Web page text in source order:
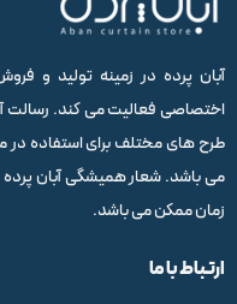
آبان پرده در زمینه تولید و
اختصاصی فعالیت می کند. رسالت
طرح های مختلف برای استفاده در
می باشد. شعار همیشگی آبان پرده
زمان ممکن می باشد.
ارتباط با ما